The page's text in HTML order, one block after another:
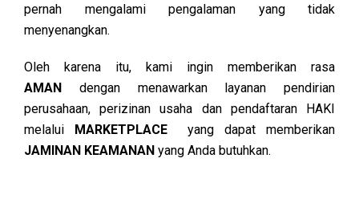
pernah mengalami pengalaman yang tidak
menyenangkan.
Oleh karena itu, kami ingin memberikan rasa
AMAN dengan menawarkan layanan pendirian
perusahaan, perizinan usaha dan pendaftaran HAKI
melalui
MARKETPLACEyang dapat memberikan
JAMINAN KEAMANAN yang Anda butuhkan.